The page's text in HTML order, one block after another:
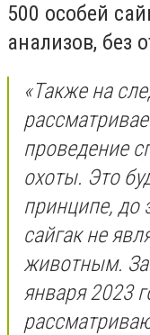
500 особей
анализов, без
«Также на
проведение
охоты. Это
принципе, до
сайгак не
животным.
января 2023